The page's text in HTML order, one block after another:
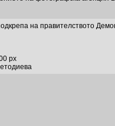
на правителството
px